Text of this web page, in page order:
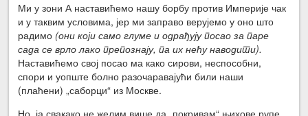
Ми у зони А наставићемо нашу борбу против Империје чак
и у таквим условима, јер ми заправо верујемо у оно што
радимо (они који само глуме и одрађују посао за паре
сада се врло лако препознају, па их нећу наводити).
Наставићемо свој посао ма како сирови, неспособни,
спори и уопште болно разочаравајући били наши
(плаћени) „саборци“ из Москве.